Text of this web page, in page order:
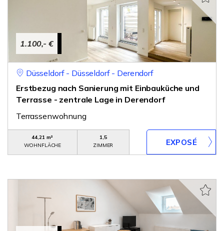
1.100,- €
Düsseldorf - Düsseldorf - Derendorf
Erstbezug nach Sanierung mit Einbauküche und
Terrasse - zentrale Lage in Derendorf
Terrassenwohnung
44,21 m²
WOHNFLÄCHE
1,5
ZIMMER